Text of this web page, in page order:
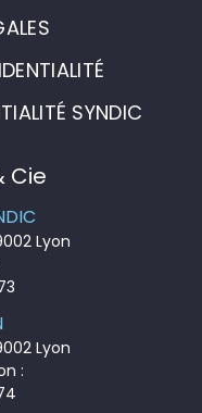
SYNDIC
Cie
Lyon
Lyon
: